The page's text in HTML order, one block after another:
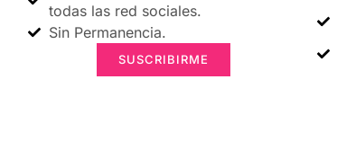
todas las red sociales.
Sin Permanencia.
SUSCRIBIRME